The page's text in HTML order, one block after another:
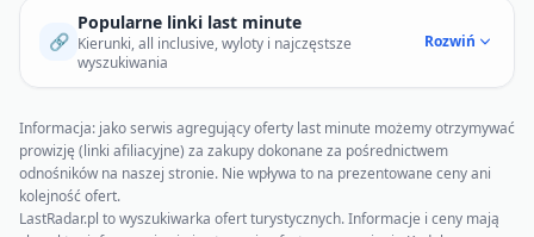
🔗
Popularne linki last minute
Kierunki, all inclusive, wyloty i najczęstsze
wyszukiwania
Rozwiń
Informacja: jako serwis agregujący oferty last minute możemy otrzymywać
prowizję (linki afiliacyjne) za zakupy dokonane za pośrednictwem
odnośników na naszej stronie. Nie wpływa to na prezentowane ceny ani
kolejność ofert.
LastRadar.pl to wyszukiwarka ofert turystycznych. Informacje i ceny mają